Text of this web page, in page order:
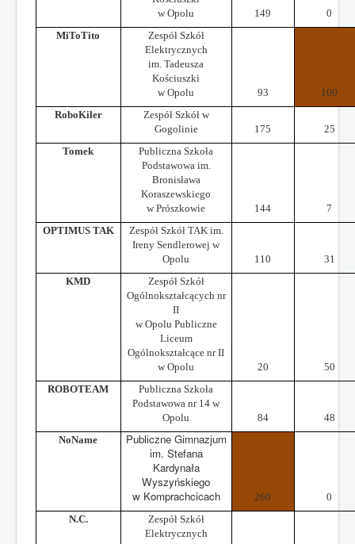
w Opolu
149
0
MiToTito
Zespół Szkół
Elektrycznych
im. Tadeusza
Kościuszki
w Opolu
93
100
RoboKiler
Zespół Szkół w
Gogolinie
175
25
Tomek
Publiczna Szkoła
Podstawowa im.
Bronisława
Koraszewskiego
w Prószkowie
144
7
OPTIMUS TAK
Zespół Szkół TAK im.
Ireny Sendlerowej w
Opolu
110
31
KMD
Zespół Szkół
Ogólnokształcących nr
II
w Opolu Publiczne
Liceum
Ogólnokształcące nr II
w Opolu
20
50
ROBOTEAM
Publiczna Szkoła
Podstawowa nr 14 w
Opolu
84
48
NoName
Publiczne Gimnazjum
im. Stefana
Kardynała
Wyszyńskiego
w Komprachcicach
260
0
N.C.
Zespół Szkół
Elektrycznych